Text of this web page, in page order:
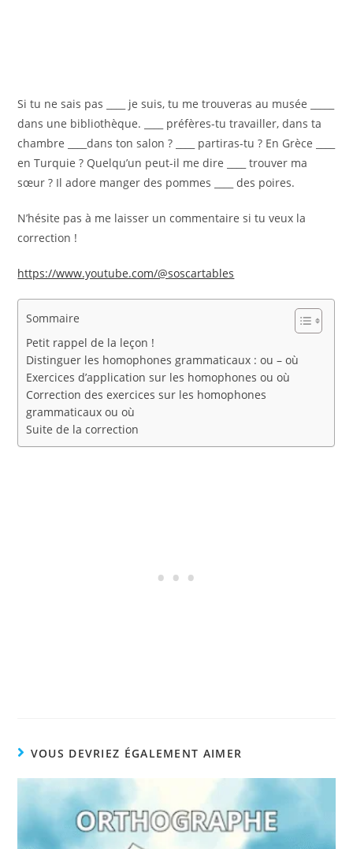
Si tu ne sais pas ____ je suis, tu me trouveras au musée _____
dans une bibliothèque. ____ préfères-tu travailler, dans ta
chambre ____dans ton salon ? ____ partiras-tu ? En Grèce ____
en Turquie ? Quelqu’un peut-il me dire ____ trouver ma
sœur ? Il adore manger des pommes ____ des poires.
N’hésite pas à me laisser un commentaire si tu veux la
correction !
https://www.youtube.com/@soscartables
Sommaire
Petit rappel de la leçon !
Distinguer les homophones grammaticaux : ou – où
Exercices d’application sur les homophones ou où
Correction des exercices sur les homophones
grammaticaux ou où
Suite de la correction
VOUS DEVRIEZ ÉGALEMENT AIMER